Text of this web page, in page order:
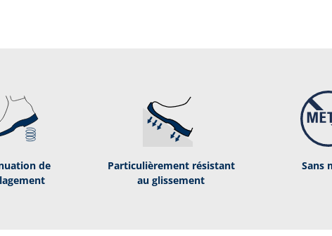
de
Par­ti­cu­liè­re­ment ré­sis­tant
au glis­se­ment
Sans